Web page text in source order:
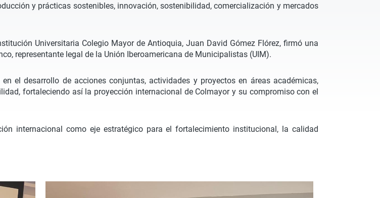
y prácticas sostenibles, innovación, sostenibilidad, comercialización y mercados
Universitaria Colegio Mayor de Antioquia, Juan David Gómez Flórez, firmó una
representante legal de la Unión Iberoamericana de Municipalistas (UIM).
el desarrollo de acciones conjuntas, actividades y proyectos en áreas académicas,
fortaleciendo así la proyección internacional de Colmayor y su compromiso con el
internacional como eje estratégico para el fortalecimiento institucional, la calidad